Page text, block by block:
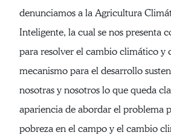
denunciamos a la Agricultura
Inteligente, la cual se nos presenta
para resolver el cambio climático y
mecanismo para el desarrollo
nosotras y nosotros lo que queda
apariencia de abordar el problema
pobreza en el campo y el cambio